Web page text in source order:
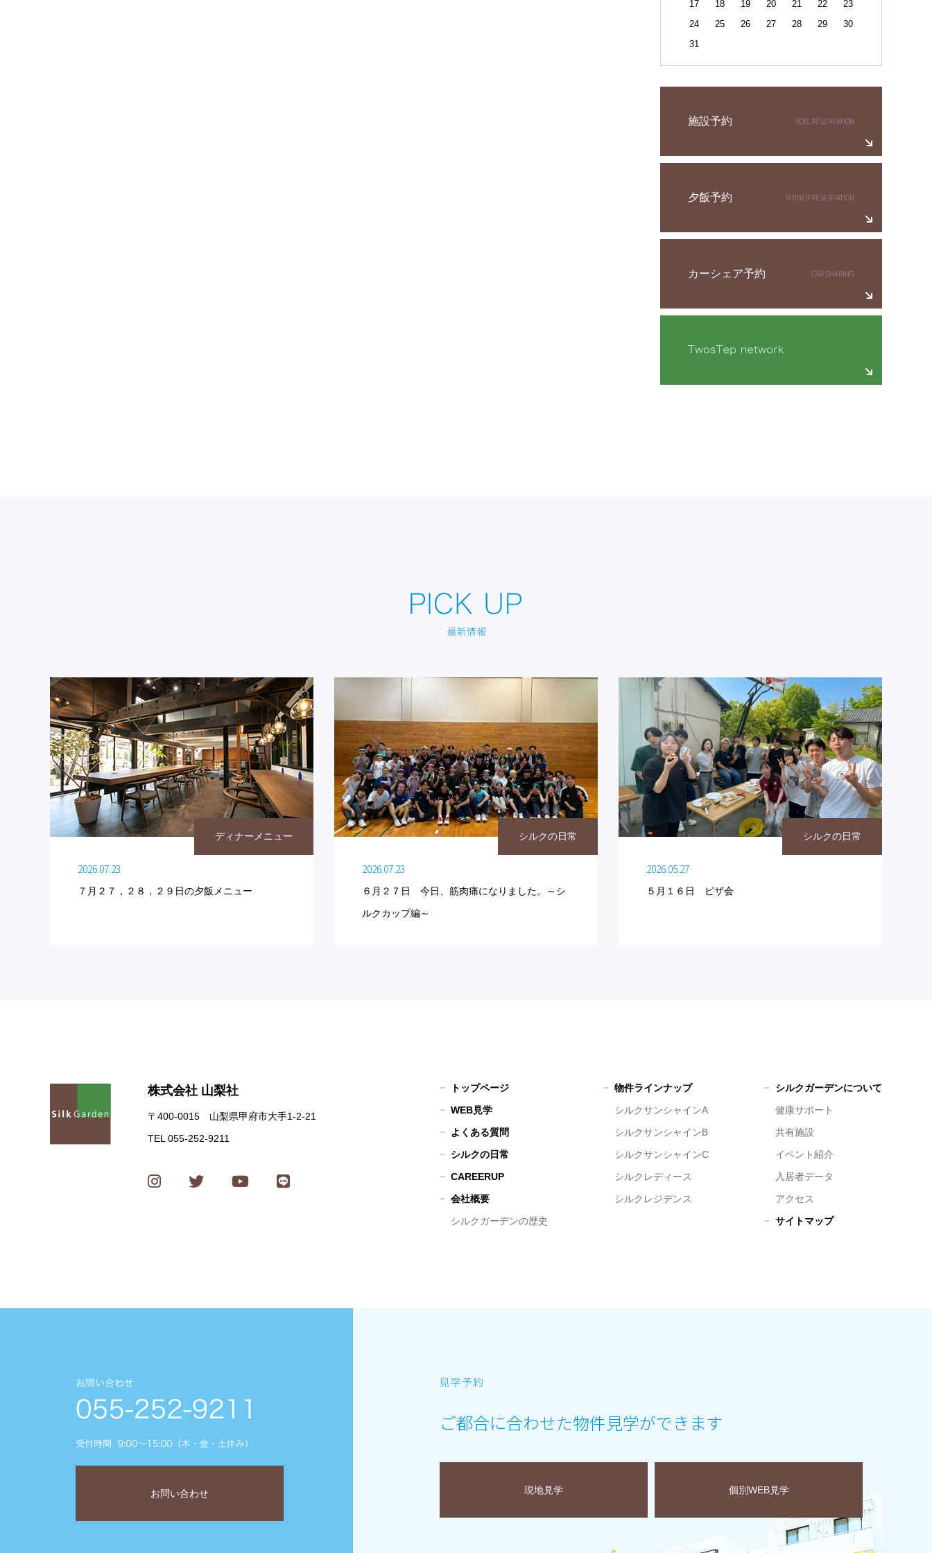
17 18 19 20 21 22
23
24
25 26 27 28 29
30
31
施設予約
夕飯予約
カーシェア予約
ディナーメニュー
2026.07.23
７月２７，２８，２９日の夕飯メニュー
シルクの日常
2026.07.23
６月２７日 今日、筋肉痛になりました。～シ
ルクカップ編～
シルクの日常
2026.05.27
５月１６日 ピザ会
株式会社 山梨社
〒400-0015 山梨県甲府市大手1-2-21
TEL 055-252-9211
トップページ
WEB見学
よくある質問
シルクの日常
CAREERUP
会社概要
シルクガーデンの歴史
物件ラインナップ
シルクサンシャインA
シルクサンシャインB
シルクサンシャインC
シルクレディース
シルクレジデンス
シルクガーデンについて
健康サポート
共有施設
イベント紹介
入居者データ
アクセス
サイトマップ
お問い合わせ
ご都合に合わせた物件見学ができます
現地見学 個別WEB見学